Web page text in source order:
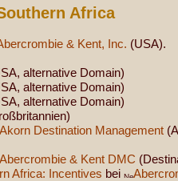
Africa
& Kent, Inc. (USA).
alternative Domain)
alternative Domain)
alternative Domain)
Akorn Destination Management
Abercrombie & Kent DMC
Africa: Incentives bei